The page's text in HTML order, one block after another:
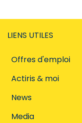
LIENS UTILES
Offres d'emploi
Actiris & moi
News
Media